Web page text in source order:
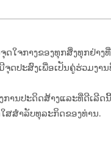
ດໃຈກາງຂອງທຸກສິ່ງທຸກຢ່າ
ດປະສົງເພື່ອເປັນຄູ່ຮ່ວມງາ
ການປະດິດສ້າງແລະທີ່ດີເ
ສສໍາລັບທຸລະກິດຂອງທ່ານ.